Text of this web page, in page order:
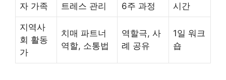
자 가족
트레스 관리
6주 과정
시간
지역사
회 활동
가
치매 파트너
역할, 소통법
역할극, 사
례 공유
1일 워크
숍